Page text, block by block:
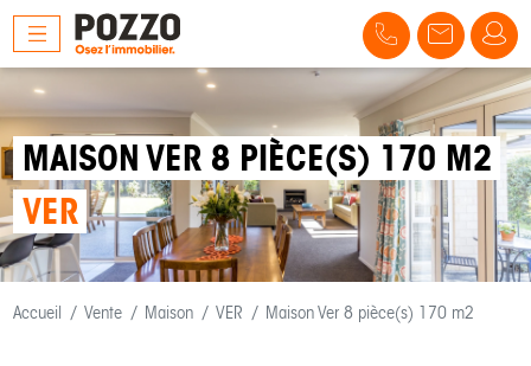
MAISON VER 8 PIÈCE(S) 170 M2
VER
Accueil Vente Maison VER Maison Ver 8 pièce(s) 170 m2